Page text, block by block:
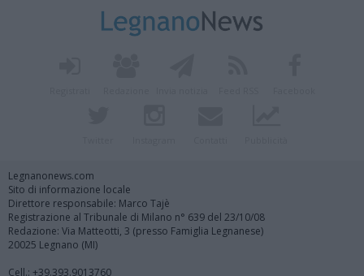
Legnanonews.com
Sito di informazione locale
Direttore responsabile: Marco Tajè
Registrazione al Tribunale di Milano n° 639 del 23/10/08
Redazione: Via Matteotti, 3 (presso Famiglia Legnanese)
20025 Legnano (MI)
Cell.: +39.393.9013760